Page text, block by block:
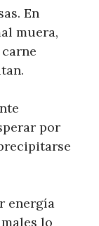
En
muera,
por
energía
lo